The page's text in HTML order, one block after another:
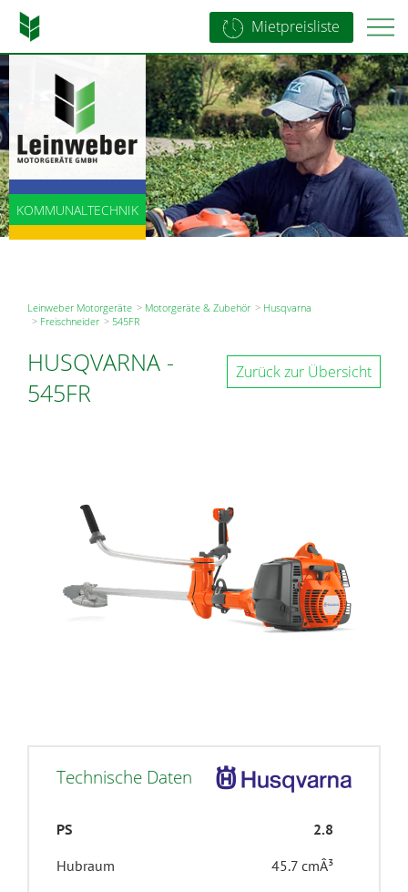
Mietpreisliste
LANDTECHNIK
KOMMUNALTECHNIK
BAUTECHNIK
Leinweber Motorgeräte Motorgeräte & Zubehör
Husqvarna
Freischneider
545FR
Zurück zur Übersicht
HUSQVARNA -
545FR
Technische Daten
PS
2.8
Hubraum
45.7 cmÂ³